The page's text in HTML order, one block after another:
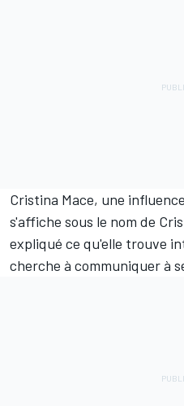
Cristina Mace, une
s'affiche sous le nom de
expliqué ce qu'elle trouve
cherche à communiquer à